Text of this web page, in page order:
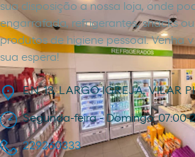
sua disposição a nossa loja, onde
engarrafada, refrigerantes, snacks
produtos de higiene pessoal. Venha
sua espera!
E.N. 13, LARGO IGREJA, VILAR
Segunda-feira - Domingo: 07:00-
229260333